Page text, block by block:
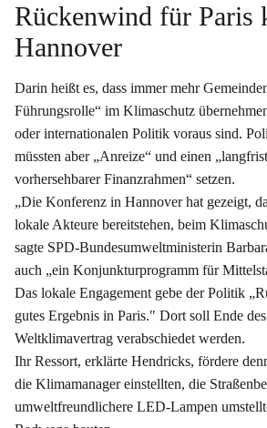
Rückenwind für Paris
Hannover
Darin heißt es, dass immer mehr
Führungsrolle“ im Klimaschutz
oder internationalen Politik voraus sind.
müssten aber „Anreize“ und einen
vorhersehbarer Finanzrahmen“ setzen.
„Die Konferenz in Hannover hat gezeigt,
lokale Akteure bereitstehen, beim
sagte SPD-Bundesumweltministerin
auch „ein Konjunkturprogramm für
Das lokale Engagement gebe der Politik
gutes Ergebnis in Paris." Dort soll Ende
Weltklimavertrag verabschiedet werden.
Ihr Ressort, erklärte Hendricks, fördere
die Klimamanager einstellten, die
umweltfreundlichere LED-Lampen